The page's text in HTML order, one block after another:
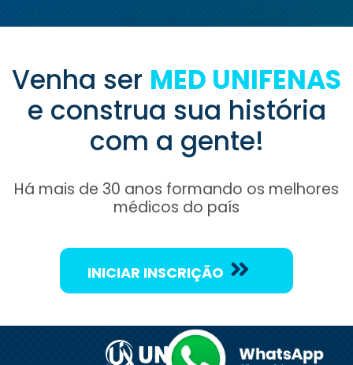
Venha ser MED UNIFENAS
e construa sua história
com a gente!
Há mais de 30 anos formando os melhores
médicos do país
INICIAR INSCRIÇÃO